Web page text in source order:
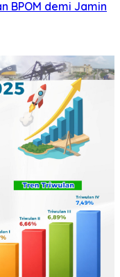
BPOM demi Jamin